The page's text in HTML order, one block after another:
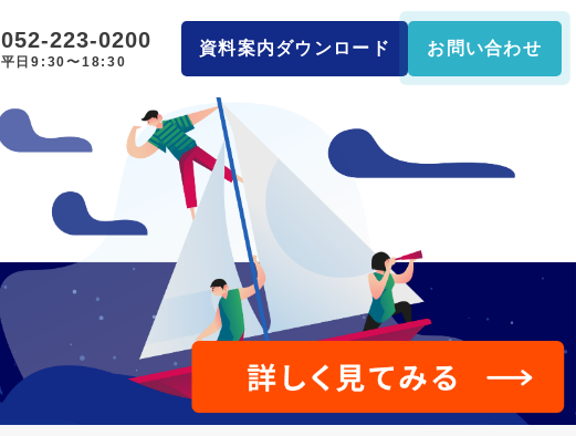
052-223-0200
平日9:30〜18:30
資料案内ダウンロード お問い合わせ